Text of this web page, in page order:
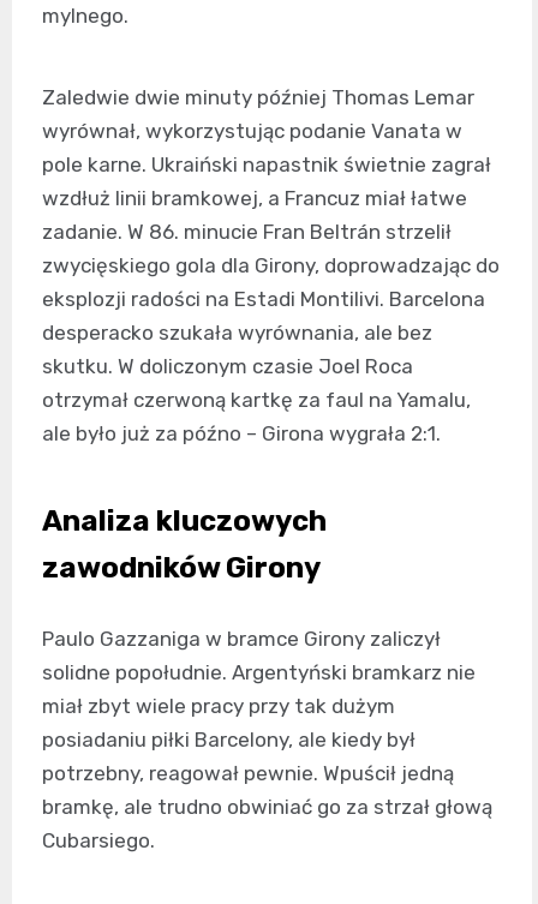
mylnego.
Zaledwie dwie minuty później Thomas Lemar
wyrównał, wykorzystując podanie Vanata w
pole karne. Ukraiński napastnik świetnie zagrał
wzdłuż linii bramkowej, a Francuz miał łatwe
zadanie. W 86. minucie Fran Beltrán strzelił
zwycięskiego gola dla Girony, doprowadzając do
eksplozji radości na Estadi Montilivi. Barcelona
desperacko szukała wyrównania, ale bez
skutku. W doliczonym czasie Joel Roca
otrzymał czerwoną kartkę za faul na Yamalu,
ale było już za późno – Girona wygrała 2:1.
Analiza kluczowych
zawodników Girony
Paulo Gazzaniga w bramce Girony zaliczył
solidne popołudnie. Argentyński bramkarz nie
miał zbyt wiele pracy przy tak dużym
posiadaniu piłki Barcelony, ale kiedy był
potrzebny, reagował pewnie. Wpuścił jedną
bramkę, ale trudno obwiniać go za strzał głową
Cubarsiego.